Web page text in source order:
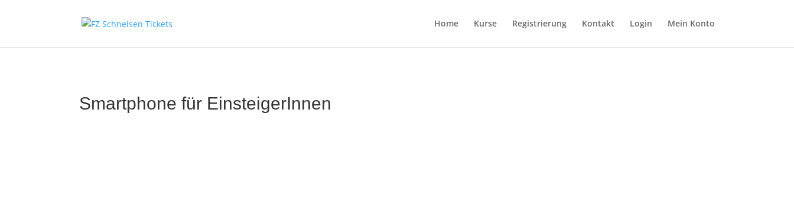
Home Kurse Registrierung Kontakt Login Mein Konto
Smartphone für EinsteigerInnen